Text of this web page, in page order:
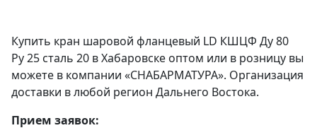
Купить кран шаровой фланцевый LD КШЦФ Ду 80
Ру 25 сталь 20 в Хабаровске оптом или в розницу вы
можете в компании «СНАБАРМАТУРА». Организация
доставки в любой регион Дальнего Востока.
Прием заявок: